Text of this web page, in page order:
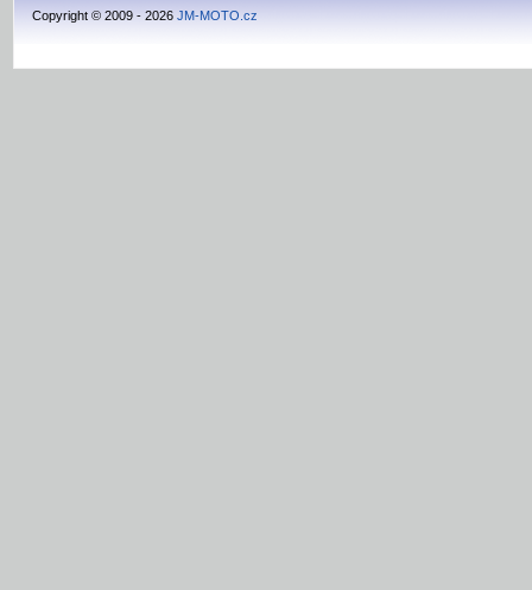
Copyright © 2009 - 2026 JM-MOTO.cz